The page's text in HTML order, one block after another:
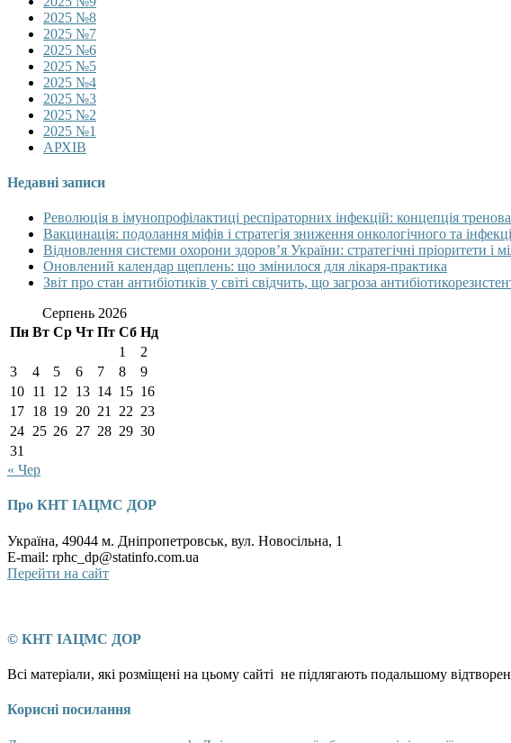
2025 №8
2025 №7
2025 №6
2025 №5
2025 №4
2025 №3
2025 №2
2025 №1
АРХІВ
Недавні записи
Революція в імунопрофілактиці респіраторних інфекцій: концепція
Вакцинація: подолання міфів і стратегія зниження онкологічного та
Відновлення системи охорони здоров’я України: стратегічні пріоритети і
Оновлений календар щеплень: що змінилося для лікаря-практика
Звіт про стан антибіотиків у світі свідчить, що загроза
Серпень 2026
Пн Вт Ср Чт Пт Сб Нд
1
2
3
4 5 6 7 8
9
10 11 12 13 14 15 16
17 18 19 20 21 22 23
24 25 26 27 28 29 30
31
« Чер
Про КНТ ІАЦМС ДОР
Україна, 49044 м. Дніпропетровськ, вул. Новосільна, 1
E-mail: rphc_dp@statinfo.com.ua
Перейти на сайт
© КНТ ІАЦМС ДОР
Всі матеріали, які розміщені на цьому сайті не підлягають подальшому
Корисні посилання